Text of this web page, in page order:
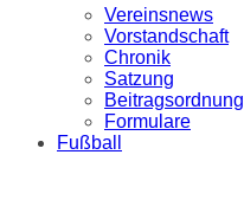
Vereinsnews
Vorstandschaft
Chronik
Satzung
Beitragsordnung
Formulare
Fußball